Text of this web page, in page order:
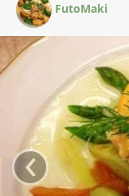
FutoMaki
‹